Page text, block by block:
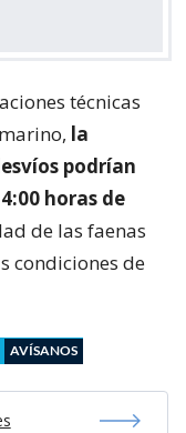
técnicas
la
podrían
horas de
de las faenas
condiciones de
AVÍSANOS